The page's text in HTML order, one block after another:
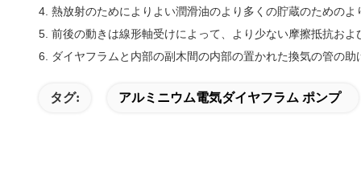
4. 熱放射のためによりよい潤滑油のより多くの貯蔵のためのよ
5. 前後の動きは線形軸受けによって、より少ない摩擦抵抗お
6. ダイヤフラムと内部の副木間の内部の置かれた換気の管の助
タグ: アルミニウム電気ダイヤフラム ポンプ